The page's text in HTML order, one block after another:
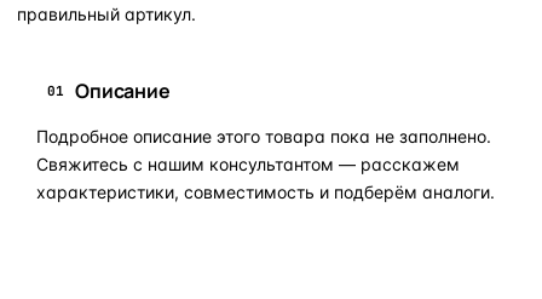
правильный артикул.
01 Описание
Подробное описание этого товара пока не заполнено.
Свяжитесь с нашим консультантом — расскажем
характеристики, совместимость и подберём аналоги.